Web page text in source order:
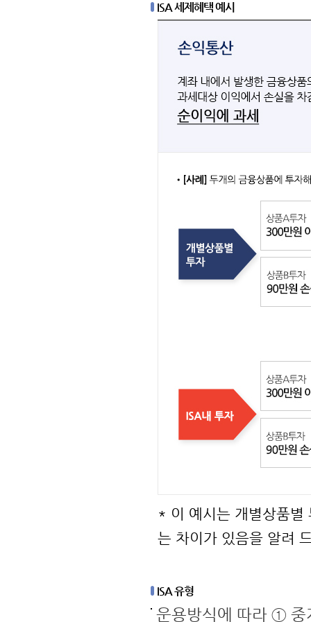
ISA 세제혜택 예시
* 이 예시는 개별상품별
는 차이가 있음을 알려
ISA 유형
운용방식에 따라 ①